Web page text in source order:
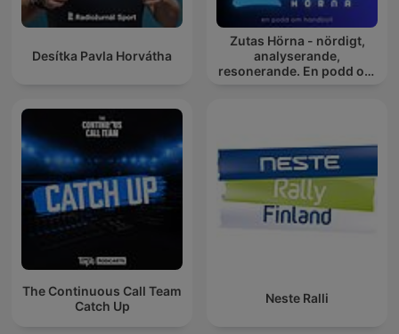
Desítka Pavla Horvátha
Zutas Hörna - nördigt,
analyserande,
resonerande. En podd om
The Continuous Call Team
Catch Up
Neste Ralli